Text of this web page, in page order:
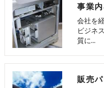
事業
会社を
ビジネ
質に…
販売